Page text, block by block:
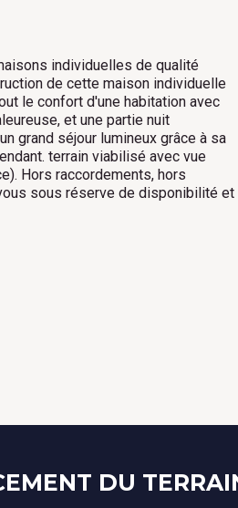
individuelles de qualité
de cette maison individuelle
le confort d'une habitation avec
et une partie nuit
grand séjour lumineux grâce à sa
terrain viabilisé avec vue
Hors raccordements, hors
sous réserve de disponibilité et
DU